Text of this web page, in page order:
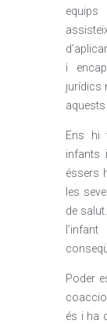
i
jurídics
Ens hi
infants
éssers
les
de
Poder
és i ha